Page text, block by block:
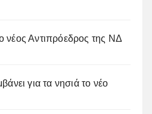
νέος Αντιπρόεδρος της ΝΔ
για τα νησιά το νέο